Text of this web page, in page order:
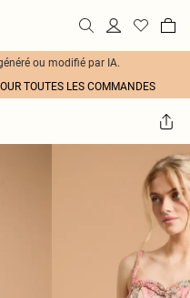
ou modifié par IA.
TOUTES LES COMMANDES